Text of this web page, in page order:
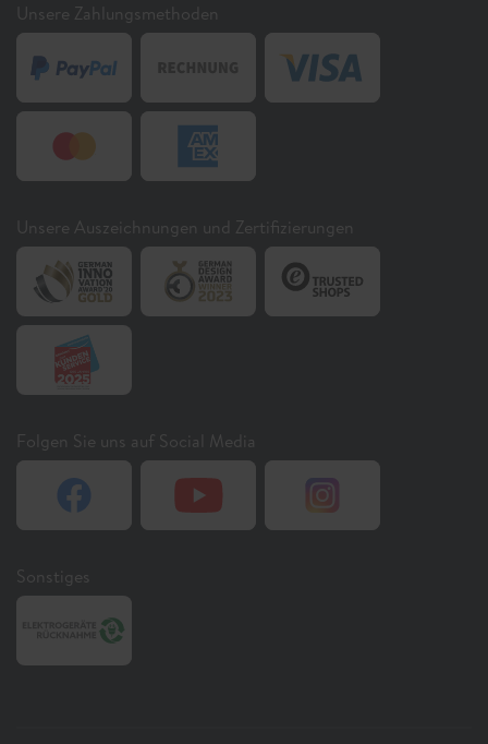
Unsere Zahlungsmethoden
Unsere Auszeichnungen und Zertifizierungen
Folgen Sie uns auf Social Media
Sonstiges